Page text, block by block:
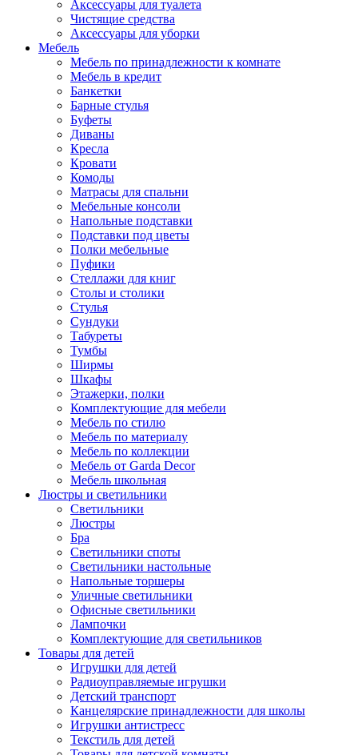
Аксессуары для туалета
Чистящие средства
Аксессуары для уборки
Мебель
Мебель по принадлежности к комнате
Мебель в кредит
Банкетки
Барные стулья
Буфеты
Диваны
Кресла
Кровати
Комоды
Матрасы для спальни
Мебельные консоли
Напольные подставки
Подставки под цветы
Полки мебельные
Пуфики
Стеллажи для книг
Столы и столики
Стулья
Сундуки
Табуреты
Тумбы
Ширмы
Шкафы
Этажерки, полки
Комплектующие для мебели
Мебель по стилю
Мебель по материалу
Мебель по коллекции
Мебель от Garda Decor
Мебель школьная
Люстры и светильники
Светильники
Люстры
Бра
Светильники споты
Светильники настольные
Напольные торшеры
Уличные светильники
Офисные светильники
Лампочки
Комплектующие для светильников
Товары для детей
Игрушки для детей
Радиоуправляемые игрушки
Детский транспорт
Канцелярские принадлежности для школы
Игрушки антистресс
Текстиль для детей